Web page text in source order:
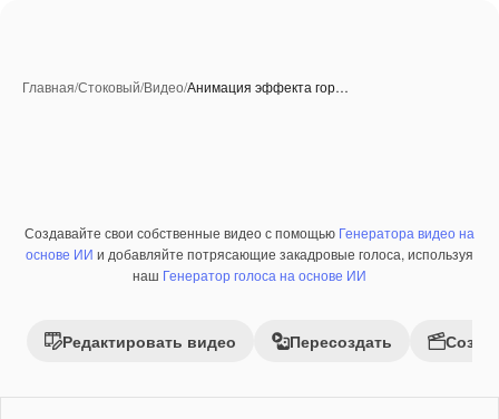
Главная/Стоковый/Видео/Анимация эффекта гор…
Премиум
Создавайте свои собственные видео с помощью Генератора видео на
основе ИИ и добавляйте потрясающие закадровые голоса, используя
наш Генератор голоса на основе ИИ
Редактировать видео Пересоздать